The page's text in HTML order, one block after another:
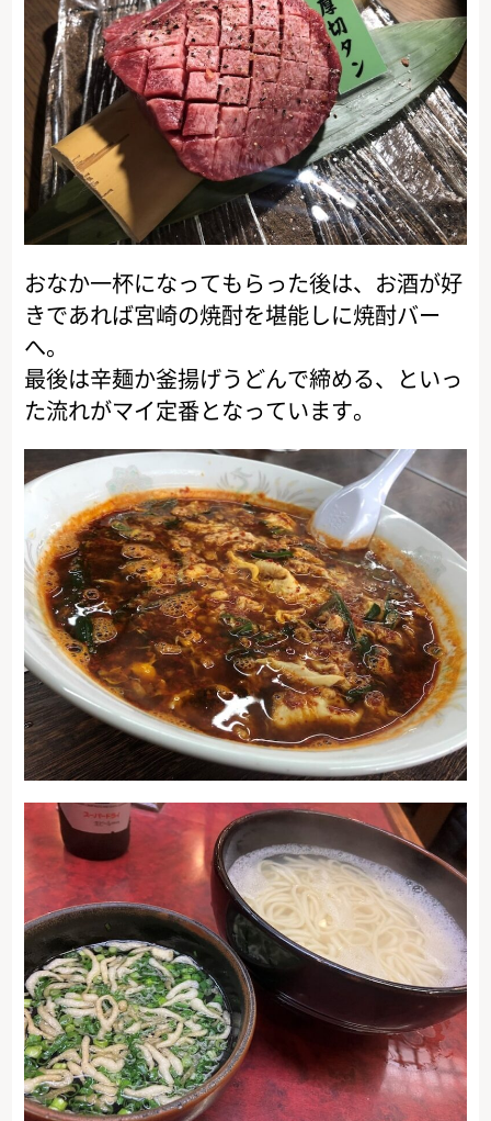
おなか一杯になってもらった後は、お酒が好
きであれば宮崎の焼酎を堪能しに焼酎バー
へ。
最後は辛麺か釜揚げうどんで締める、といっ
た流れがマイ定番となっています。